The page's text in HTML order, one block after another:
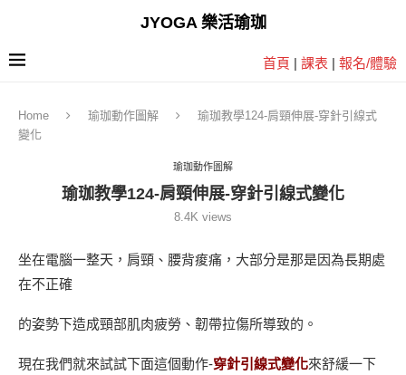
JYOGA 樂活瑜珈
首頁 | 課表 | 報名/體驗
Home 瑜珈動作圖解
瑜珈教學124-肩頸伸展-穿針引線式
變化
瑜珈動作圖解
瑜珈教學124-肩頸伸展-穿針引線式變化
8.4K views
坐在電腦一整天，肩頸、腰背痠痛，大部分是那是因為長期處
在不正確
的姿勢下造成頸部肌肉疲勞、韌帶拉傷所導致的。
現在我們就來試試下面這個動作-穿針引線式變化來舒緩一下